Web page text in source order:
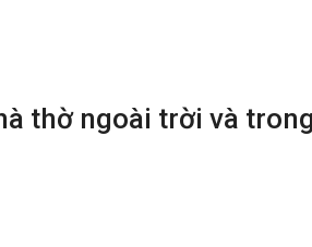
thờ ngoài trời và